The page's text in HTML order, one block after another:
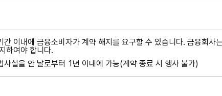
이내에 금융소비자가 계약 해지를 요구할 수 있습니다. 금융회사
하여야 합니다.
실을 안 날로부터 1년 이내에 가능(계약 종료 시 행사 불가)